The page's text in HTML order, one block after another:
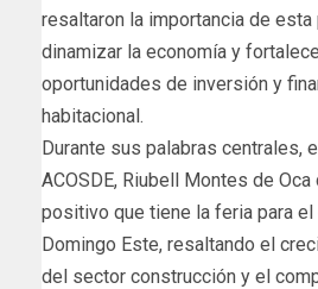
resaltaron la importancia de esta
dinamizar la economía y
oportunidades de inversión y
habitacional.
Durante sus palabras centrales,
ACOSDE, Riubell Montes de
positivo que tiene la feria para
Domingo Este, resaltando el
del sector construcción y el